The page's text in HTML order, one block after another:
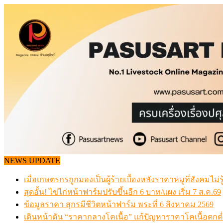
content
NEWS UPDATE
เมื่อเกษตรกรถูกมองเป็นผู้ร้ายเบื้องหลังราคาหมูที่สังคมไม่
สุดอั้น! ไข่ไก่หน้าฟาร์มปรับขึ้นอีก 6 บาท/แผง เริ่ม 7 ส.ค.69
ข้อมูลราคา สุกรมีชีวิตหน้าฟาร์ม พระที่ 6 สิงหาคม 2569
เดินหน้าดัน “ราคากลางโคเนื้อ” แก้ปัญหาราคาโคเนื้อตก